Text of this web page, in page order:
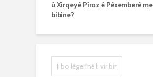
û Xirqeyê Pîroz ê Pêxemberê me
bibine?